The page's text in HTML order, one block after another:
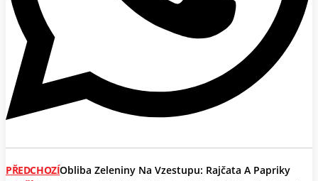
PŘEDCHOZÍObliba Zeleniny Na Vzestupu: Rajčata A Papriky